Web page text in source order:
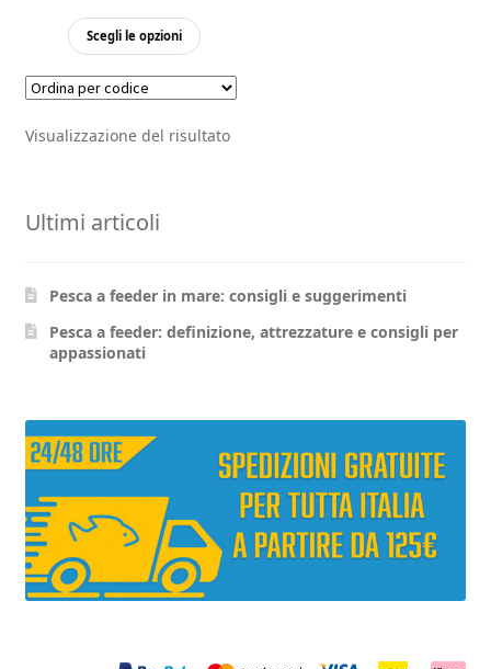
Scegli le opzioni
Questo
ha
varianti.
nella
pagina
Visualizzazione del risultato
Ultimi articoli
Pesca a feeder in mare: consigli e suggerimenti
Pesca a feeder: definizione, attrezzature e consigli per
appassionati